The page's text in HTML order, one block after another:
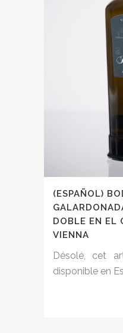
(ESPAÑOL)
DOBLE EN EL
VIENNA
Désolé, cet
disponible en